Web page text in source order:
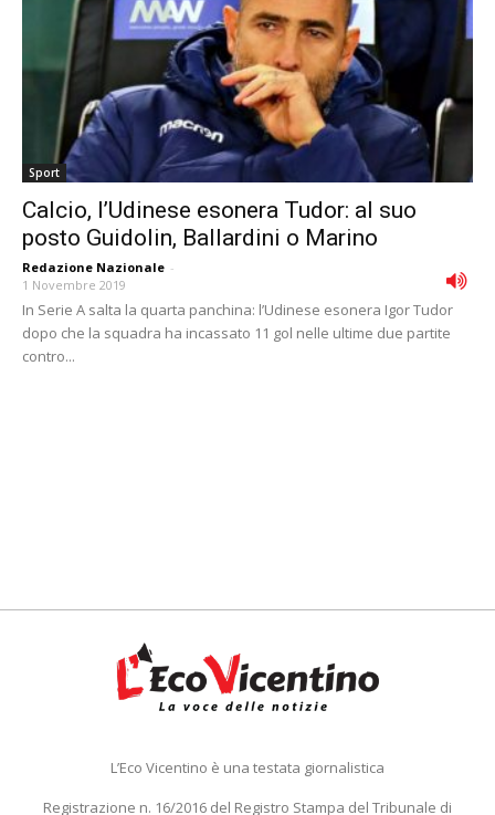
Sport
Calcio, l’Udinese esonera Tudor: al suo
posto Guidolin, Ballardini o Marino
Redazione Nazionale -
1 Novembre 2019
In Serie A salta la quarta panchina: l’Udinese esonera Igor Tudor
dopo che la squadra ha incassato 11 gol nelle ultime due partite
contro...
L’Eco Vicentino è una testata giornalistica
Registrazione n. 16/2016 del Registro Stampa del Tribunale di